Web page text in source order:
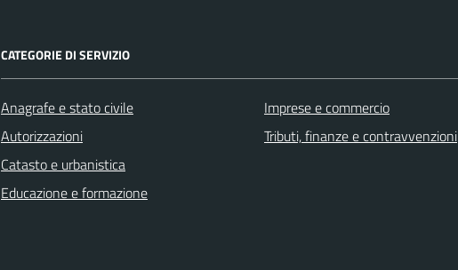
CATEGORIE DI SERVIZIO
Anagrafe e stato civile
Autorizzazioni
Catasto e urbanistica
Educazione e formazione
Imprese e commercio
Tributi, finanze e contravvenzioni